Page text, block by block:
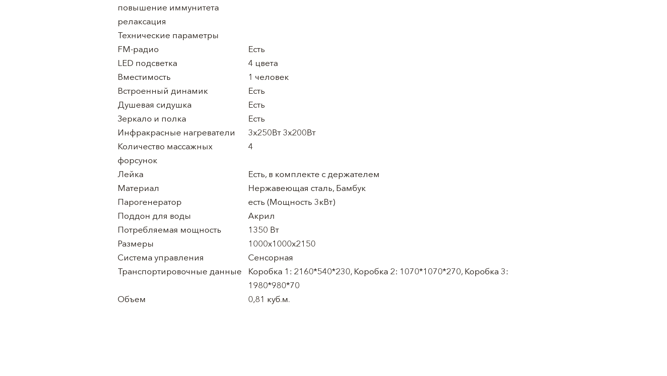
повышение иммунитета
релаксация
Технические параметры
FM-радио
Есть
LED подсветка
4 цвета
Вместимость
1 человек
Встроенный динамик
Есть
Душевая сидушка
Есть
Зеркало и полка
Есть
Инфракрасные нагреватели
3х250Вт 3х200Вт
Количество массажных
форсунок
4
Лейка
Есть, в комплекте с держателем
Материал
Нержавеющая сталь, Бамбук
Парогенератор
есть (Мощность 3кВт)
Поддон для воды
Акрил
Потребляемая мощность
1350 Вт
Размеры
1000x1000x2150
Система управления
Сенсорная
Транспортировочные данные
Коробка 1: 2160*540*230, Коробка 2: 1070*1070*270, Коробка 3:
1980*980*70
Объем
0,81 куб.м.